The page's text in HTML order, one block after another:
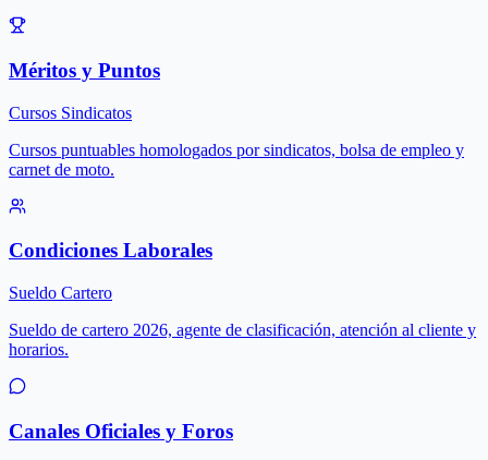
Méritos y Puntos
Cursos Sindicatos
Cursos puntuables homologados por sindicatos, bolsa de empleo y
carnet de moto.
Condiciones Laborales
Sueldo Cartero
Sueldo de cartero 2026, agente de clasificación, atención al cliente y
horarios.
Canales Oficiales y Foros